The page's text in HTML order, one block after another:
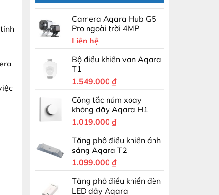
Camera Aqara Hub G5
Pro ngoài trời 4MP
Liên hệ
Bộ điều khiển van Aqara
T1
1.549.000 ₫
Công tắc núm xoay
không dây Aqara H1
1.019.000 ₫
Tăng phô điều khiển ánh
sáng Aqara T2
1.099.000 ₫
Tăng phô điều khiển đèn
LED dây Aqara